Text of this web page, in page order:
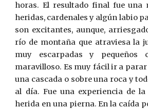
horas. El resultado final fue una
heridas, cardenales y algún labio
son excitantes, aunque,
río de montaña que atraviesa la
muy escarpadas y pe­queños
maravilloso. Es muy fácil ir a parar
una cascada o sobre una roca y
al día. Fue una expe­riencia de
herida en una pierna. En la caída